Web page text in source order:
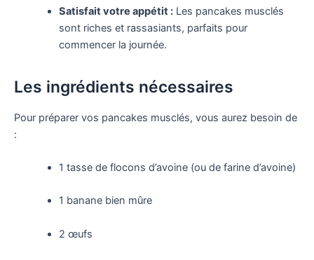
Satisfait votre appétit :Les pancakes musclés
sont riches et rassasiants, parfaits pour
commencer la journée.
Les ingrédients nécessaires
Pour préparer vos pancakes musclés, vous aurez besoin de
:
1 tasse de flocons d’avoine (ou de farine d’avoine)
1 banane bien mûre
2 œufs